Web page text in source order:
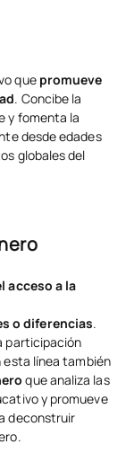
que promueve
. Concibe la
y fomenta la
desde edades
globales del
acceso a la
o diferencias.
participación
esta línea también
que analiza las
y promueve
deconstruir